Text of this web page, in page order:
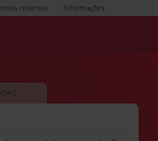
Informações
reservas